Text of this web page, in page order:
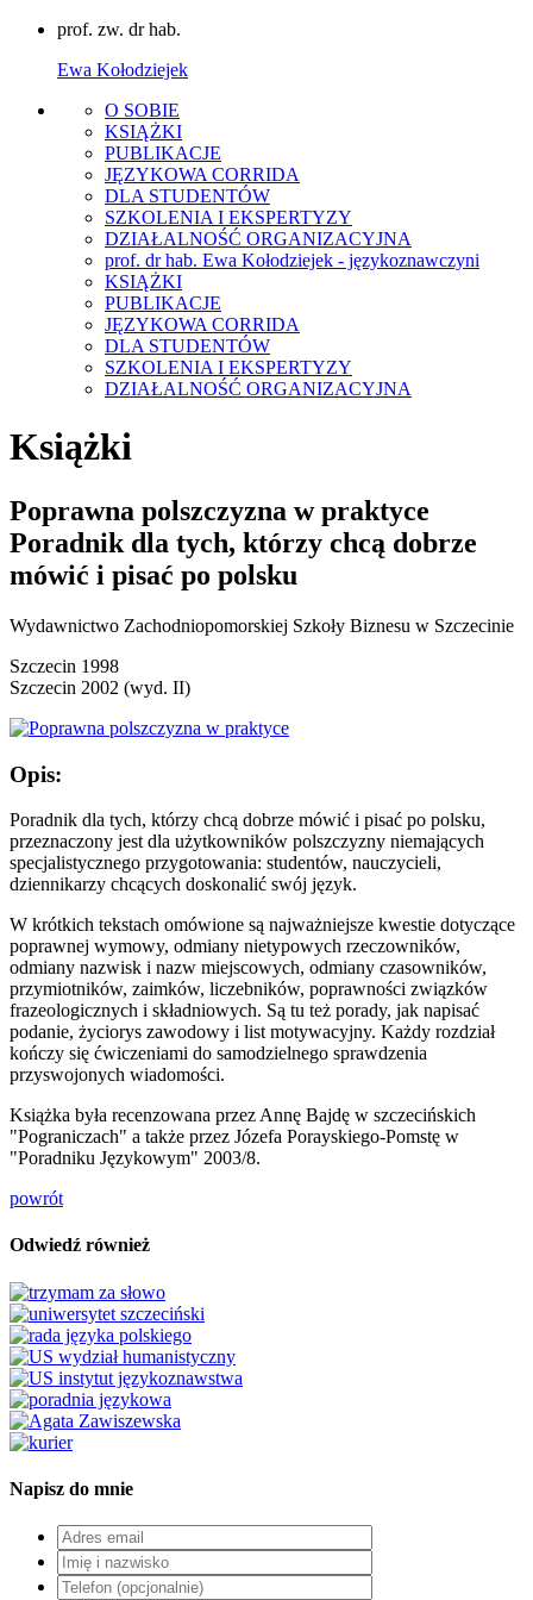
prof. zw. dr hab.
Ewa Kołodziejek
O SOBIE
KSIĄŻKI
PUBLIKACJE
JĘZYKOWA CORRIDA
DLA STUDENTÓW
SZKOLENIA I EKSPERTYZY
DZIAŁALNOŚĆ ORGANIZACYJNA
prof. dr hab. Ewa Kołodziejek - językoznawczyni
KSIĄŻKI
PUBLIKACJE
JĘZYKOWA CORRIDA
DLA STUDENTÓW
SZKOLENIA I EKSPERTYZY
DZIAŁALNOŚĆ ORGANIZACYJNA
Książki
Poprawna polszczyzna w praktyce
Poradnik dla tych, którzy chcą dobrze
mówić i pisać po polsku
Wydawnictwo Zachodniopomorskiej Szkoły Biznesu w Szczecinie
Szczecin 1998
Szczecin 2002 (wyd. II)
Opis:
Poradnik dla tych, którzy chcą dobrze mówić i pisać po polsku,
przeznaczony jest dla użytkowników polszczyzny niemających
specjalistycznego przygotowania: studentów, nauczycieli,
dziennikarzy chcących doskonalić swój język.
W krótkich tekstach omówione są najważniejsze kwestie dotyczące
poprawnej wymowy, odmiany nietypowych rzeczowników,
odmiany nazwisk i nazw miejscowych, odmiany czasowników,
przymiotników, zaimków, liczebników, poprawności związków
frazeologicznych i składniowych. Są tu też porady, jak napisać
podanie, życiorys zawodowy i list motywacyjny. Każdy rozdział
kończy się ćwiczeniami do samodzielnego sprawdzenia
przyswojonych wiadomości.
Książka była recenzowana przez Annę Bajdę w szczecińskich
"Pograniczach" a także przez Józefa Porayskiego-Pomstę w
"Poradniku Językowym" 2003/8.
powrót
Odwiedź również
Napisz do mnie